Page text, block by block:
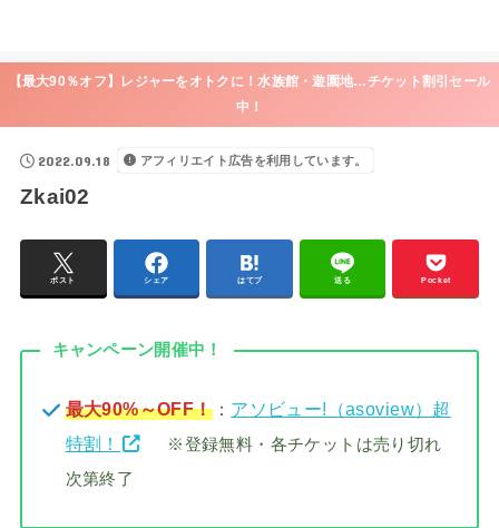
【最大90％オフ】レジャーをオトクに！水族館・遊園地…チケット割引セール
中！
2022.09.18 アフィリエイト広告を利用しています。
Zkai02
ポスト シェア はてブ 送る Pocket
キャンペーン開催中！
最大90%～OFF！： アソビュー!（asoview）超
特割！
※登録無料・各チケットは売り切れ
次第終了